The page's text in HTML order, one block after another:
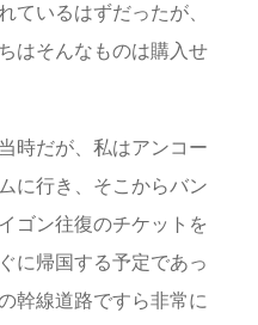
ているはずだったが、
はそんなものは購入せ
時だが、私はアンコー
に行き、そこからバン
ゴン往復のチケットを
に帰国する予定であっ
幹線道路ですら非常に